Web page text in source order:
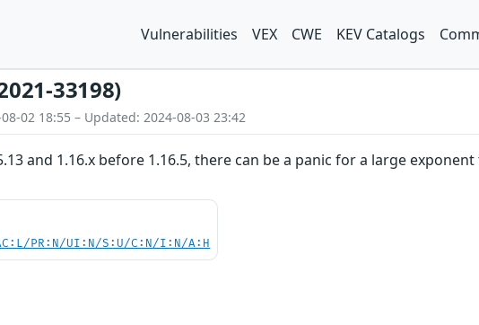
Vulnerabilities VEX CWE KEV Catalogs
33198)
02 18:55 – Updated: 2024-08-03 23:42
and 1.16.x before 1.16.5, there can be a panic for a large
PR:N/UI:N/S:U/C:N/I:N/A:H